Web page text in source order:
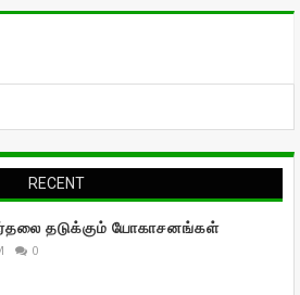
RECENT
தடுக்கும் யோகாசனங்கள்
0